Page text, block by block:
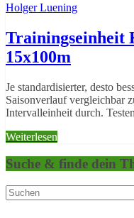
Holger Luening
Trainingseinheit
15x100m
Je standardisierter, desto
Saisonverlauf vergleichbar
Intervalleinheit durch.
Weiterlesen
Suche & finde dein